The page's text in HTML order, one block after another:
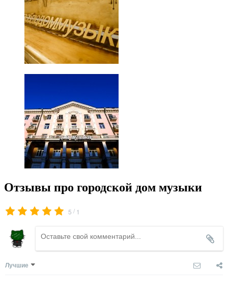
Отзывы про городской дом музыки
5 / 1
Лучшие